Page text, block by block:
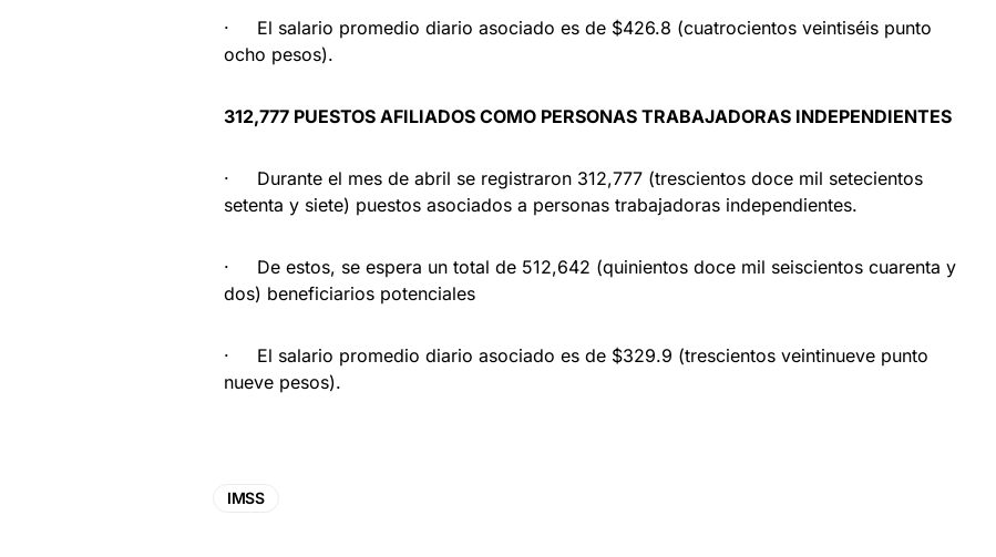
· El salario promedio diario asociado es de $426.8 (cuatrocientos veintiséis punto
ocho pesos).
312,777 PUESTOS AFILIADOS COMO PERSONAS TRABAJADORAS INDEPENDIENTES
· Durante el mes de abril se registraron 312,777 (trescientos doce mil setecientos
setenta y siete) puestos asociados a personas trabajadoras independientes.
· De estos, se espera un total de 512,642 (quinientos doce mil seiscientos cuarenta y
dos) beneficiarios potenciales
· El salario promedio diario asociado es de $329.9 (trescientos veintinueve punto
nueve pesos).
IMSS